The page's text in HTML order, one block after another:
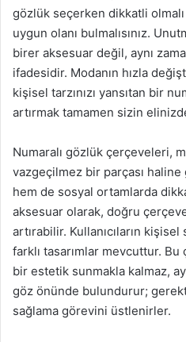
gözlük seçerken dikkatli olmalı
uygun olanı bulmalısınız.
birer aksesuar değil, aynı
ifadesidir. Modanın hızla
kişisel tarzınızı yansıtan bir
artırmak tamamen sizin
Numaralı gözlük çerçeveleri,
vazgeçilmez bir parçası
hem de sosyal ortamlarda
aksesuar olarak, doğru
artırabilir. Kullanıcıların
farklı tasarımlar mevcuttur.
bir estetik sunmakla kalmaz,
göz önünde bulundurur;
sağlama görevini üstlenirler.